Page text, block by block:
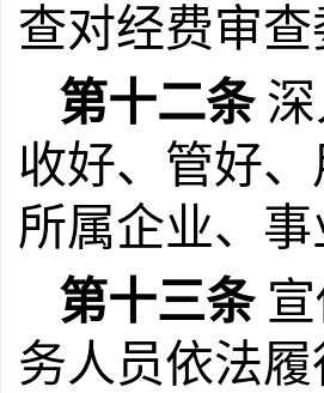
查对经费审
第十二条深
收好、管好
所属企业、
第十三条宣
务人员依法